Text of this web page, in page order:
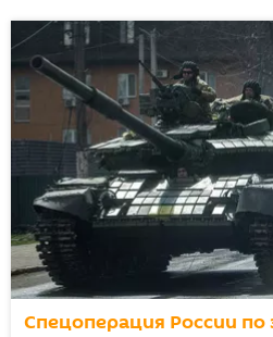
Спецоперация России